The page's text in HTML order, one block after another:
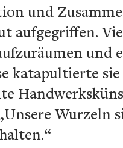
und
aufgegriffen.
und
katapultierte sie
Wurzeln